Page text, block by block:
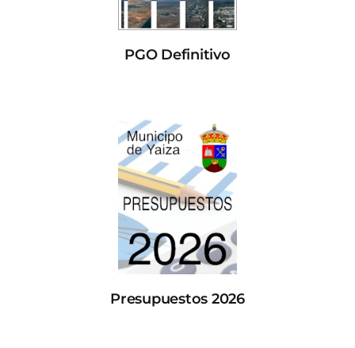
PGO Definitivo
Presupuestos 2026